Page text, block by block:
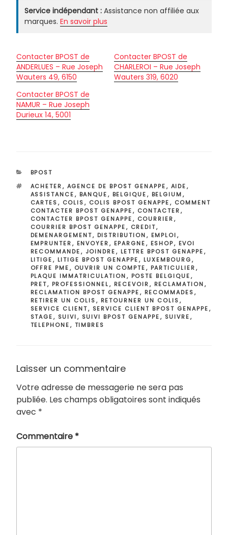
Service indépendant : Assistance non affiliée aux
marques. En savoir plus
Contacter BPOST de
ANDERLUES – Rue Joseph
Wauters 49, 6150
Contacter BPOST de
CHARLEROI – Rue Joseph
Wauters 319, 6020
Contacter BPOST de
NAMUR – Rue Joseph
Durieux 14, 5001
CATÉGORIES
BPOST
ÉTIQUETTES
ACHETER, AGENCE DE BPOST GENAPPE, AIDE,
ASSISTANCE, BANQUE, BELGIQUE, BELGIUM,
CARTES, COLIS, COLIS BPOST GENAPPE, COMMENT
CONTACTER BPOST GENAPPE, CONTACTER,
CONTACTER BPOST GENAPPE, COURRIER,
COURRIER BPOST GENAPPE, CREDIT,
DEMENARGEMENT, DISTRIBUTION, EMPLOI,
EMPRUNTER, ENVOYER, EPARGNE, ESHOP, EVOI
RECOMMANDE, JOINDRE, LETTRE BPOST GENAPPE,
LITIGE, LITIGE BPOST GENAPPE, LUXEMBOURG,
OFFRE PME, OUVRIR UN COMPTE, PARTICULIER,
PLAQUE IMMATRICULATION, POSTE BELGIQUE,
PRET, PROFESSIONNEL, RECEVOIR, RECLAMATION,
RECLAMATION BPOST GENAPPE, RECOMMADES,
RETIRER UN COLIS, RETOURNER UN COLIS,
SERVICE CLIENT, SERVICE CLIENT BPOST GENAPPE,
STAGE, SUIVI, SUIVI BPOST GENAPPE, SUIVRE,
TELEPHONE, TIMBRES
Laisser un commentaire
Votre adresse de messagerie ne sera pas
publiée. Les champs obligatoires sont indiqués
avec *
Commentaire *